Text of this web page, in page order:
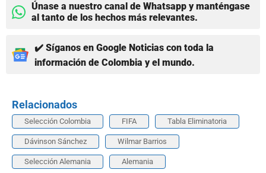
Únase a nuestro canal de Whatsapp y manténgase
al tanto de los hechos más relevantes.
✔️ Síganos en Google Noticias con toda la
información de Colombia y el mundo.
Relacionados
Selección Colombia FIFA Tabla Eliminatoria
Dávinson Sánchez Wilmar Barrios
Selección Alemania Alemania